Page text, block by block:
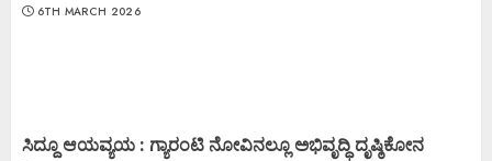
6TH MARCH 2026
ಸಿದ್ದೂ ಆಯವ್ಯಯ : ಗ್ಯಾರಂಟಿ ನೋವಿನಲ್ಲೂ ಅಭಿವೃದ್ಧಿ ದೃಷ್ಠಿಕೋನ